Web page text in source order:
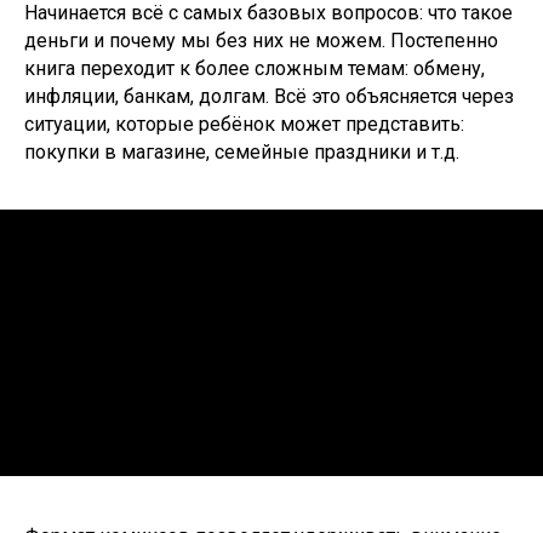
Начинается всё с самых базовых вопросов: что такое
деньги и почему мы без них не можем. Постепенно
книга переходит к более сложным темам: обмену,
инфляции, банкам, долгам. Всё это объясняется через
ситуации, которые ребёнок может представить:
покупки в магазине, семейные праздники и т.д.